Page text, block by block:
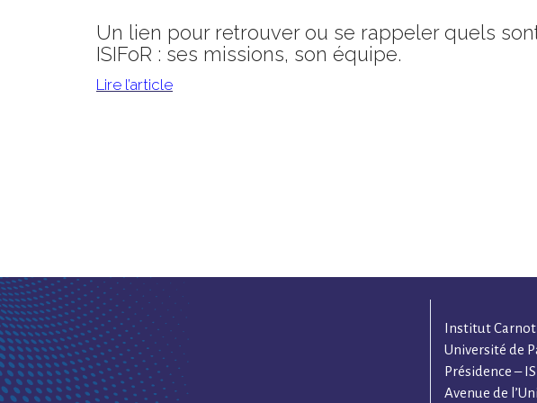
Un lien pour retrouver ou se rappeler quels
ISIFoR : ses missions, son équipe.
Lire l’article
Institut Carnot
Université de
Présidence –
Avenue de